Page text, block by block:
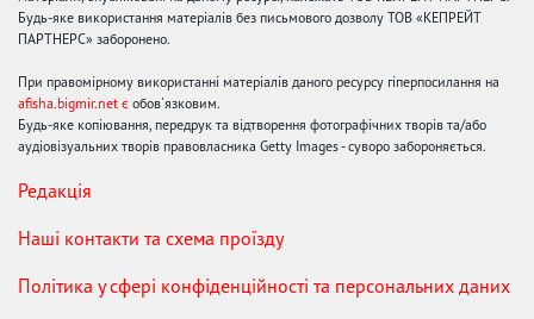
Будь-яке використання матеріалів без письмового дозволу ТОВ «КЕПРЕЙТ
ПАРТНЕРС» заборонено.
При правомірному використанні матеріалів даного ресурсу гіперпосилання на
afisha.bigmir.net є обов'язковим.
Будь-яке копіювання, передрук та відтворення фотографічних творів та/або
аудіовізуальних творів правовласника Getty Images - суворо забороняється.
Редакція
Наші контакти та схема проїзду
Політика у сфері конфіденційності та персональних даних